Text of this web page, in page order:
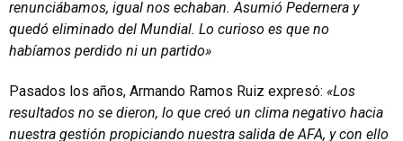
renunciábamos, igual nos echaban. Asumió Pedernera y
quedó eliminado del Mundial. Lo curioso es que no
habíamos perdido ni un partido»
Pasados los años, Armando Ramos Ruiz expresó: «Los
resultados no se dieron, lo que creó un clima negativo hacia
nuestra gestión propiciando nuestra salida de AFA, y con ello